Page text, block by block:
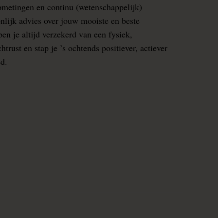
en continu (wetenschappelijk)
advies over jouw mooiste en beste
je altijd verzekerd van een fysiek,
en stap je ’s ochtends positiever, actiever